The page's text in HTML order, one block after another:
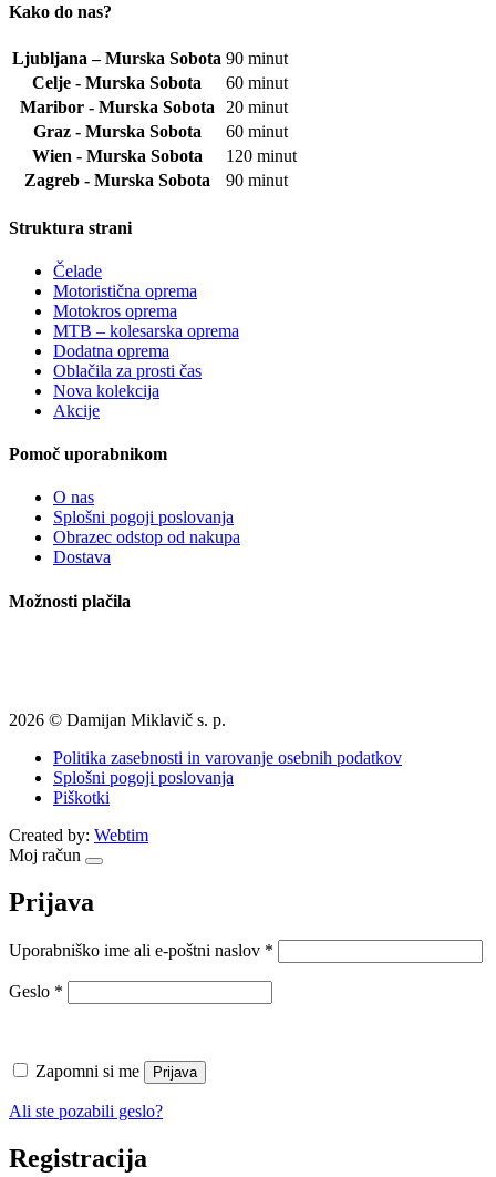
Kako do nas?
Ljubljana – Murska Sobota 90 minut
Celje - Murska Sobota
60 minut
Maribor - Murska Sobota
20 minut
Graz - Murska Sobota
60 minut
Wien - Murska Sobota
120 minut
Zagreb - Murska Sobota
90 minut
Struktura strani
Čelade
Motoristična oprema
Motokros oprema
MTB – kolesarska oprema
Dodatna oprema
Oblačila za prosti čas
Nova kolekcija
Akcije
Pomoč uporabnikom
O nas
Splošni pogoji poslovanja
Obrazec odstop od nakupa
Dostava
Možnosti plačila
2026 © Damijan Miklavič s. p.
Politika zasebnosti in varovanje osebnih podatkov
Splošni pogoji poslovanja
Piškotki
Created by: Webtim
Moj račun
Prijava
Uporabniško ime ali e-poštni naslov *
Geslo *
Zapomni si me Prijava
Ali ste pozabili geslo?
Registracija